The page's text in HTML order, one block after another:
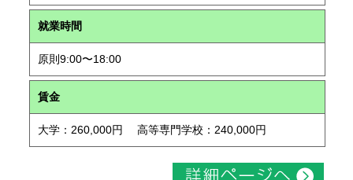
就業時間
原則9:00〜18:00
賃金
大学：260,000円 高等専門学校：240,000円